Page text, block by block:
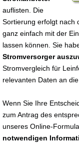
auflisten. Die
Sortierung erfolgt nach
ganz einfach mit der
lassen können. Sie
Stromversorger
Stromvergleich für
relevanten Daten an die
Wenn Sie Ihre
zum Antrag des
unseres Online-
notwendigen